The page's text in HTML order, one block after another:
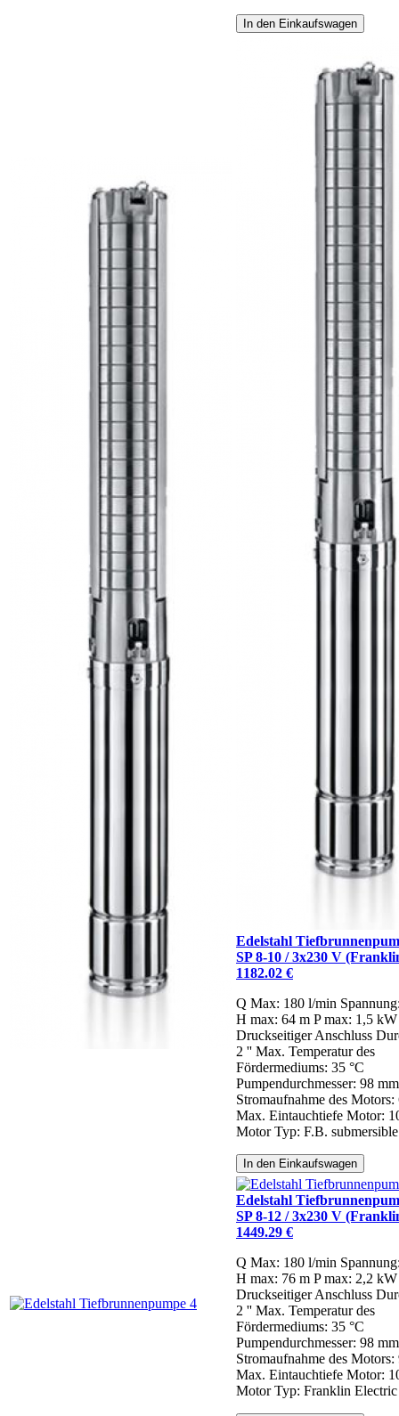
In den Einkaufswagen
Edelstahl
SP 8-10 / 3x230 V
1182.02 €
Q Max: 180 l/min
H max: 64 m P max: 1,5 kW
Druckseitiger Anschluss
2 '' Max. Temperatur des
Fördermediums: 35 °C
Pumpendurchmesser: 98 mm
Stromaufnahme des Motors:
Max. Eintauchtiefe Motor:
Motor Typ: F.B.
In den Einkaufswagen
Edelstahl
SP 8-12 / 3x230 V
1449.29 €
Q Max: 180 l/min
H max: 76 m P max: 2,2 kW
Druckseitiger Anschluss
2 '' Max. Temperatur des
Fördermediums: 35 °C
Pumpendurchmesser: 98 mm
Stromaufnahme des Motors:
Max. Eintauchtiefe Motor:
Motor Typ: Franklin Electric